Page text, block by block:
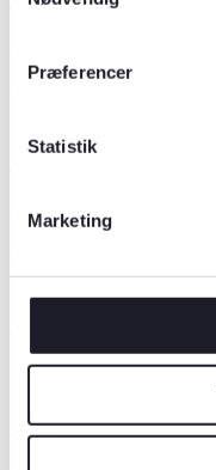
Præferencer
Statistik
Marketing
Gummy Smile
Volumen
Ansigtsløft